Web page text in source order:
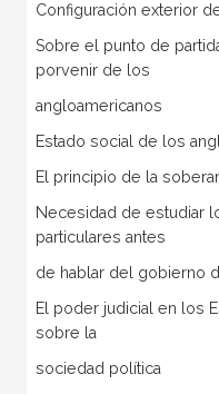
Configuración exterior
Sobre el punto de
porvenir de los
angloamericanos
Estado social de los
El principio de la
Necesidad de estudiar
particulares antes
de hablar del gobierno
El poder judicial en los
sobre la
sociedad política